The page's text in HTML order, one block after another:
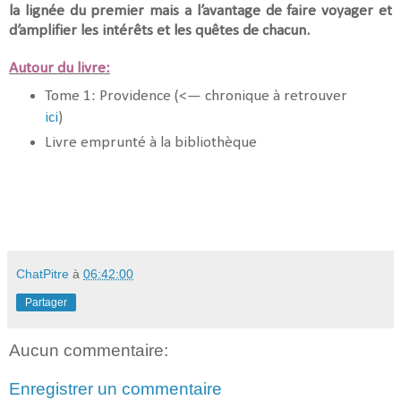
la lignée du premier mais a l’avantage de faire voyager et
d’amplifier les intérêts et les quêtes de chacun.
Autour du livre:
Tome 1: Providence (<— chronique à retrouver
ici)
Livre emprunté à la bibliothèque
ChatPitre à 06:42:00
Partager
Aucun commentaire:
Enregistrer un commentaire